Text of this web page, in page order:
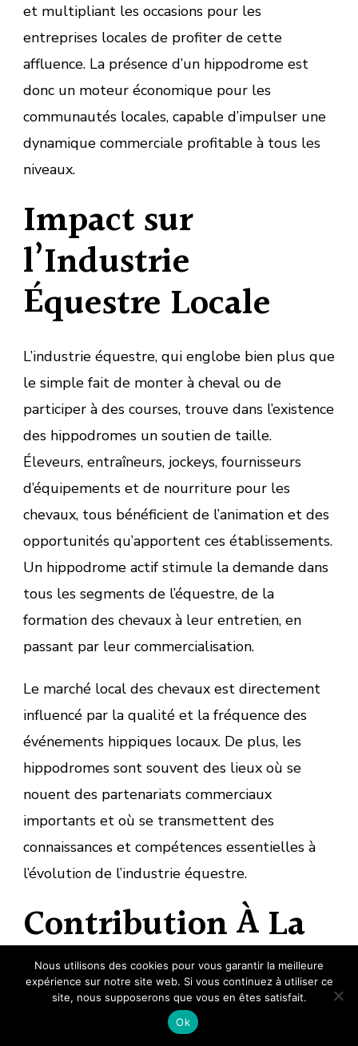
et multipliant les occasions pour les
entreprises locales de profiter de cette
affluence. La présence d’un hippodrome est
donc un moteur économique pour les
communautés locales, capable d’impulser une
dynamique commerciale profitable à tous les
niveaux.
Impact sur
l’Industrie
Équestre Locale
L’industrie équestre, qui englobe bien plus que
le simple fait de monter à cheval ou de
participer à des courses, trouve dans l’existence
des hippodromes un soutien de taille.
Éleveurs, entraîneurs, jockeys, fournisseurs
d’équipements et de nourriture pour les
chevaux, tous bénéficient de l’animation et des
opportunités qu’apportent ces établissements.
Un hippodrome actif stimule la demande dans
tous les segments de l’équestre, de la
formation des chevaux à leur entretien, en
passant par leur commercialisation.
Le marché local des chevaux est directement
influencé par la qualité et la fréquence des
événements hippiques locaux. De plus, les
hippodromes sont souvent des lieux où se
nouent des partenariats commerciaux
importants et où se transmettent des
connaissances et compétences essentielles à
l’évolution de l’industrie équestre.
Contribution À La
Préservation Des
Traditions
Nous utilisons des cookies pour vous garantir la meilleure
expérience sur notre site web. Si vous continuez à utiliser ce
site, nous supposerons que vous en êtes satisfait.
Ok